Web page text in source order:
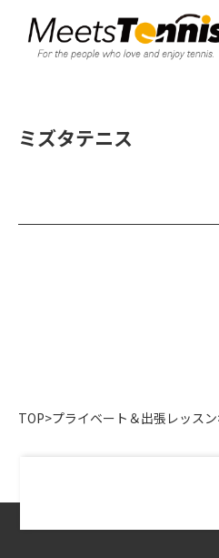
ミズタテニス
TOP>プライベート＆出張レッスン